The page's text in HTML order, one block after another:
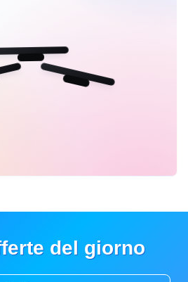
del giorno